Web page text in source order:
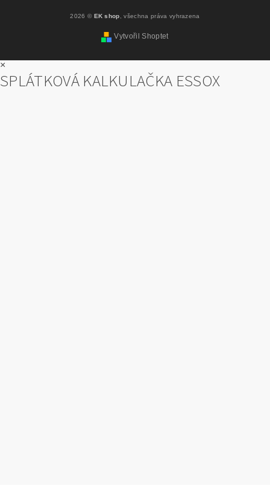
2026 © EK shop , všechna práva vyhrazena
Vytvořil Shoptet
×
SPLÁTKOVÁ KALKULAČKA ESSOX